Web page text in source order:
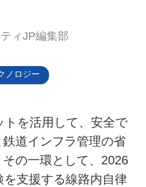
ィJP編集部
ノロジー
を活用して、安全で
道インフラ管理の省
の一環として、2026
支援する線路内自律